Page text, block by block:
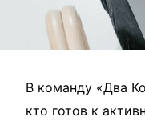
В команду «Два
кто готов к